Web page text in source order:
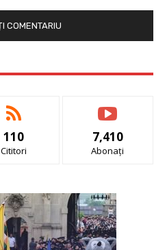
110
Cititori
7,410
Abonați